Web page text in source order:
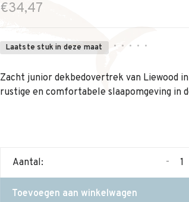
€34,47
Laatste stuk in deze maat • • • • •
Zacht junior dekbedovertrek van Liewood
rustige en comfortabele slaapomgeving in
Aantal: -
Toevoegen aan winkelwagen